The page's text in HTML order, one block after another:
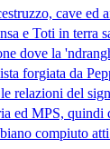
cave ed
e Toti in terra
dove la
forgiata da
relazioni del
ed MPS,
compiuto